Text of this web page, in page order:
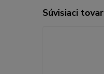
Súvisiaci tovar